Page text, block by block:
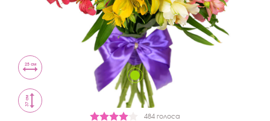
484 голоса
25 см
37 см